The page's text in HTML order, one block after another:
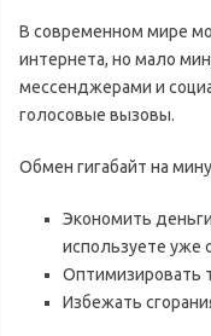
В современном мире
интернета, но мало
мессенджерами и
голосовые вызовы.
Обмен гигабайт на
Экономить
используете уже
Оптимизировать
Избежать